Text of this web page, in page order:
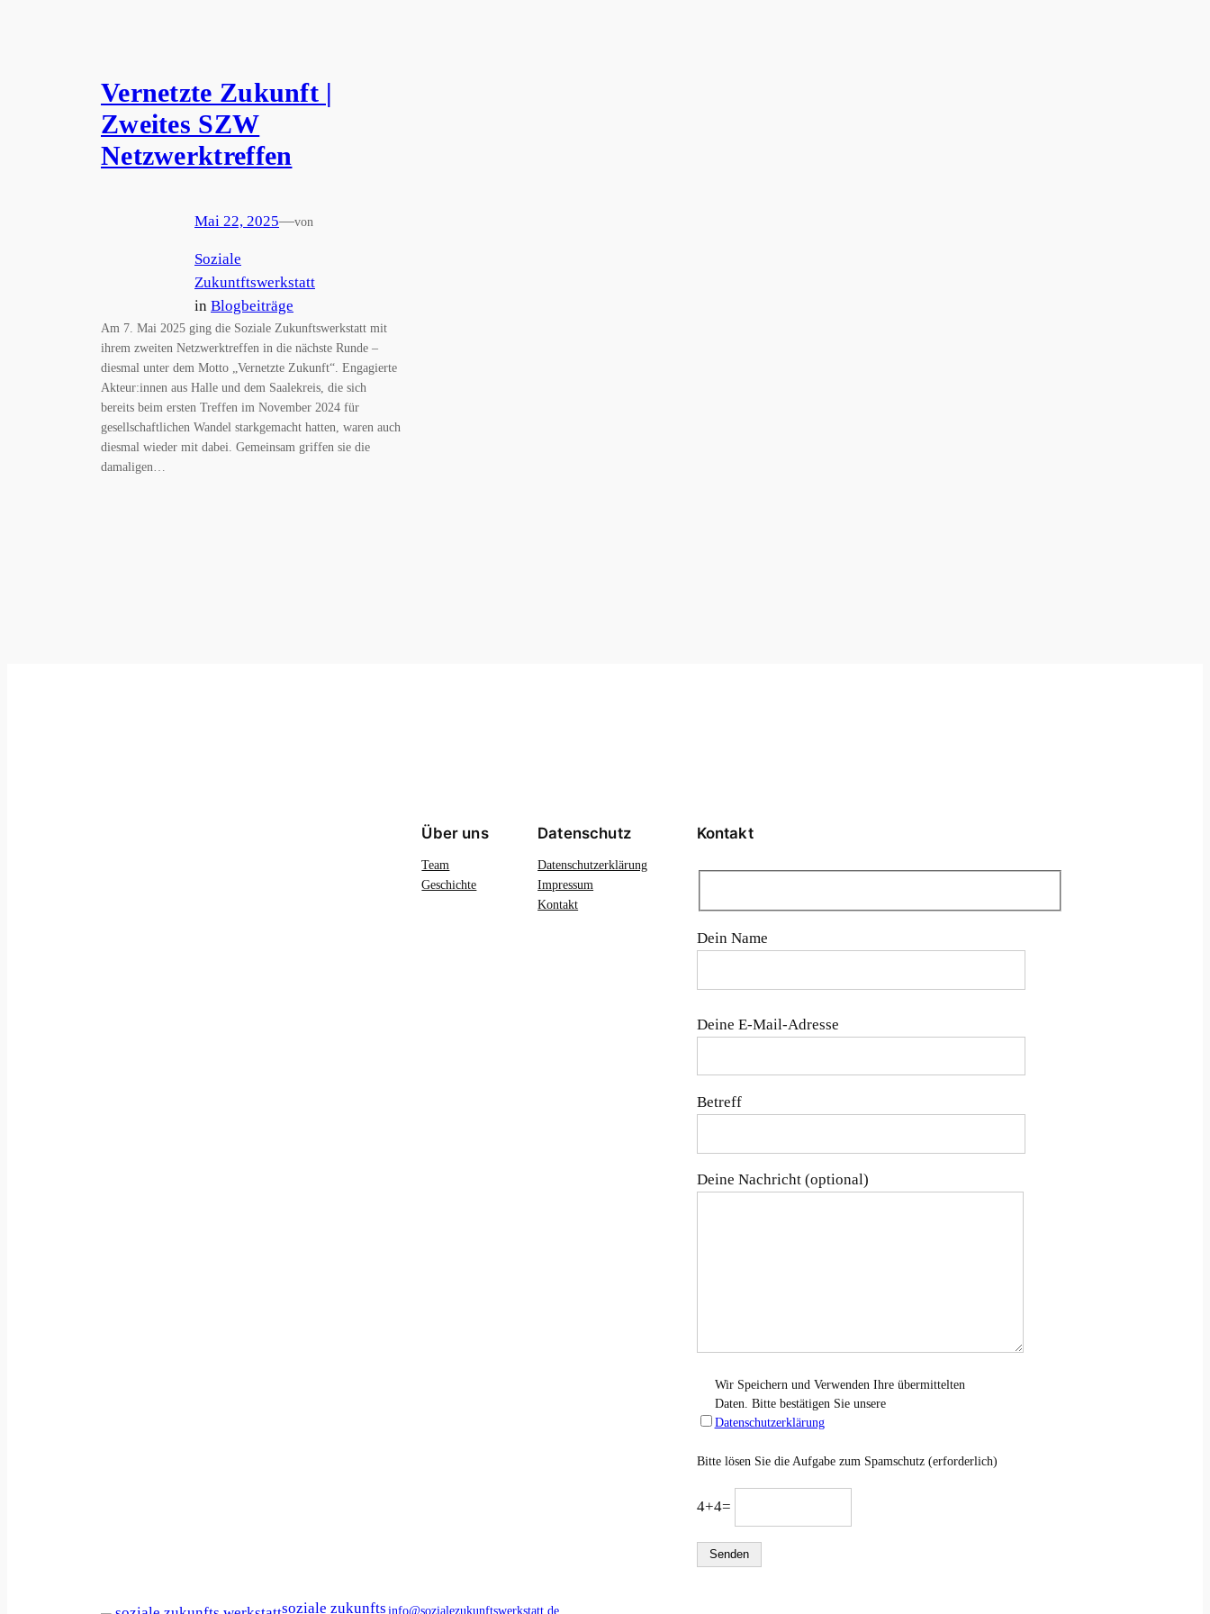
Vernetzte Zukunft |
Zweites SZW
Netzwerktreffen
Mai 22, 2025—von
Soziale
Zukuntftswerkstatt
in Blogbeiträge
Am 7. Mai 2025 ging die Soziale Zukunftswerkstatt mit
ihrem zweiten Netzwerktreffen in die nächste Runde –
diesmal unter dem Motto „Vernetzte Zukunft“. Engagierte
Akteur:innen aus Halle und dem Saalekreis, die sich
bereits beim ersten Treffen im November 2024 für
gesellschaftlichen Wandel starkgemacht hatten, waren auch
diesmal wieder mit dabei. Gemeinsam griffen sie die
damaligen…
Über uns
Team
Geschichte
Datenschutz
Datenschutzerklärung
Impressum
Kontakt
Kontakt
Dein Name
Deine E-Mail-Adresse
Betreff
Deine Nachricht (optional)
Wir Speichern und Verwenden Ihre übermittelten
Daten. Bitte bestätigen Sie unsere
Datenschutzerklärung
Bitte lösen Sie die Aufgabe zum Spamschutz (erforderlich)
4+4=
soziale zukunftsinfo@sozialezukunftswerkstatt.de